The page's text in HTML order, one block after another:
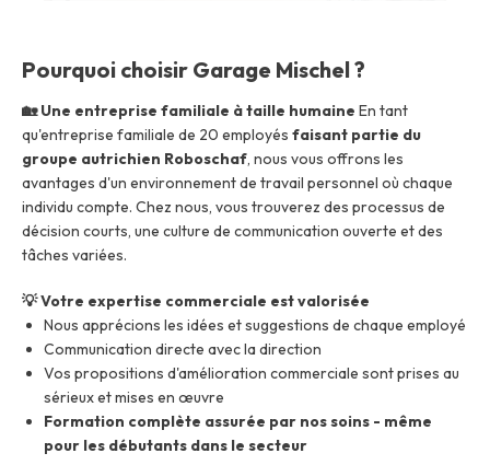
Pourquoi choisir Garage Mischel ?
🏡 Une entreprise familiale à taille humaine En tant
qu'entreprise familiale de 20 employés faisant partie du
groupe autrichien Roboschaf, nous vous offrons les
avantages d'un environnement de travail personnel où chaque
individu compte. Chez nous, vous trouverez des processus de
décision courts, une culture de communication ouverte et des
tâches variées.
💡 Votre expertise commerciale est valorisée
Nous apprécions les idées et suggestions de chaque employé
Communication directe avec la direction
Vos propositions d'amélioration commerciale sont prises au
sérieux et mises en œuvre
Formation complète assurée par nos soins - même
pour les débutants dans le secteur